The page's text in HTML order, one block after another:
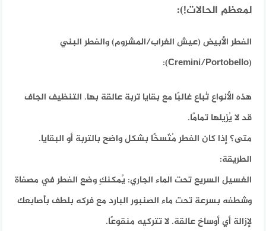
لمعظم الحالات!):
الفطر الأبيض (عيش الغراب/المشروم) والفطر البني
(Cremini/Portobello):
هذه الأنواع تُباع غالبًا مع بقايا تربة عالقة بها. التنظيف الجاف
قد لا يُزيلها تمامًا.
متى؟ إذا كان الفطر مُتّسخًا بشكل واضح بالتربة أو البقايا.
الطريقة:
الغسيل السريع تحت الماء الجاري: يُمكنكِ وضع الفطر في مصفاة
وشطفه بسرعة تحت ماء الصنبور البارد مع فركه بلطف بأصابعك
لإزالة أي أوساخ عالقة. لا تتركيه منقوعًا.